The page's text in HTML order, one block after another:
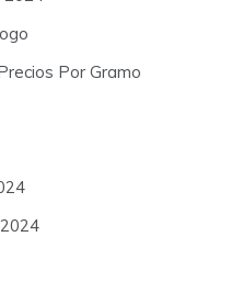
Por Gramo